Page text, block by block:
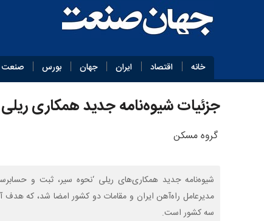
خانه اقتصاد ایران جهان بورس صنعت
جزئیات شیوه‌نامه جدید همکاری ریلی
گروه مسکن
شیوه‌نامه جدید همکاری‌های ریلی ‘نحوه سیر، ثبت و
مدیرعامل راه‌آهن ایران و مقامات دو کشور امضا شد، که هدف
سه کشور است.